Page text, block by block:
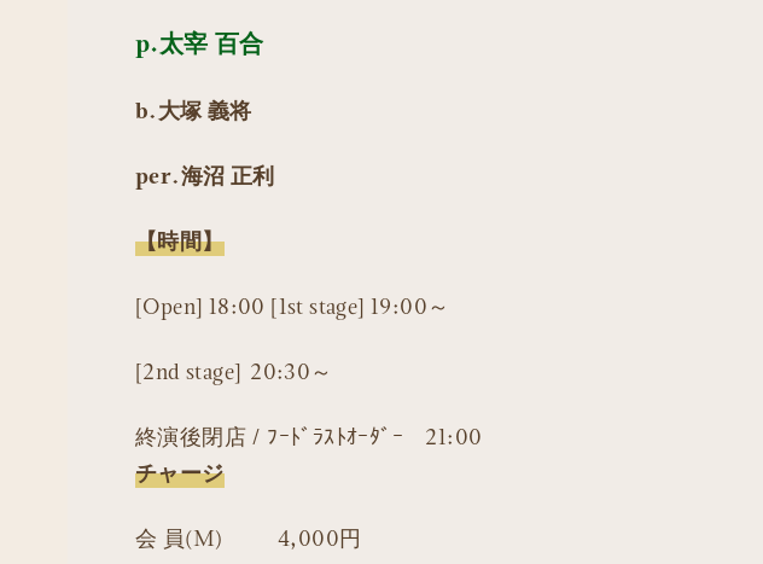
p.太宰 百合
b.大塚 義将
per.海沼 正利
【時間】
[Open] 18:00 [1st stage] 19:00～
[2nd stage] 20:30～
終演後閉店 / ﾌｰﾄﾞﾗｽﾄｵｰﾀﾞｰ 21:00
チャージ
会 員(M) 4,000円